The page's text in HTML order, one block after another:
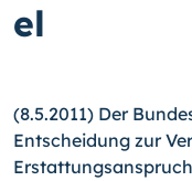
el
(8.5.2011) Der
Entscheidung zur